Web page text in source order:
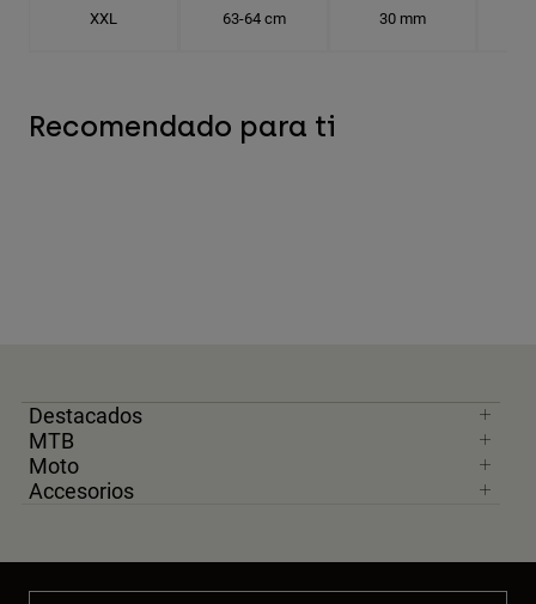
XXL 63-64 cm 30 mm
Recomendado para ti
Destacados
MTB
Moto
Accesorios